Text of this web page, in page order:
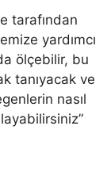
tarafından
yardımcı
ölçebilir, bu
tanıyacak ve
nasıl